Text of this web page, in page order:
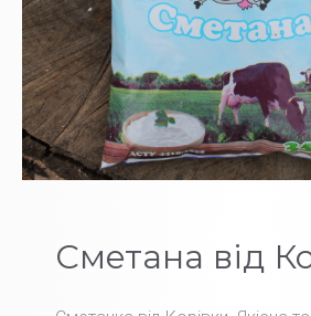
Сметана від